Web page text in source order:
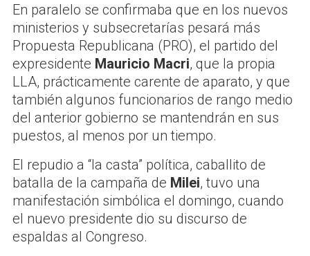
En paralelo se confirmaba que en los nuevos
ministerios y subsecretarías pesará más
Propuesta Republicana (PRO), el partido del
expresidente Mauricio Macri, que la propia
LLA, prácticamente carente de aparato, y que
también algunos funcionarios de rango medio
del anterior gobierno se mantendrán en sus
puestos, al menos por un tiempo.
El repudio a “la casta” política, caballito de
batalla de la campaña de Milei, tuvo una
manifestación simbólica el domingo, cuando
el nuevo presidente dio su discurso de
espaldas al Congreso.